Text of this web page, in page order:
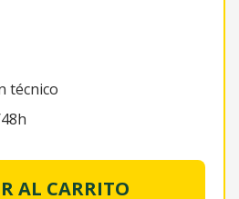
técnico
AL CARRITO